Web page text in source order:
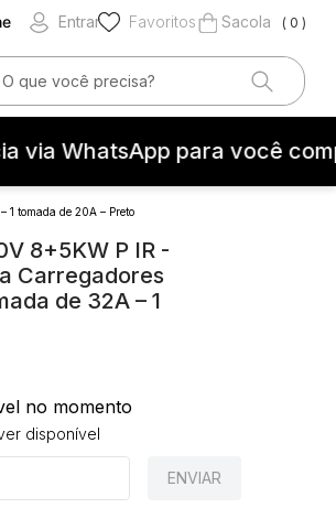
Entrar Favoritos 0
você precisa?
via WhatsApp para você
1 tomada de 20A – Preto
8+5KW P IR -
Carregadores
de 32A – 1
no momento
disponível
ENVIAR